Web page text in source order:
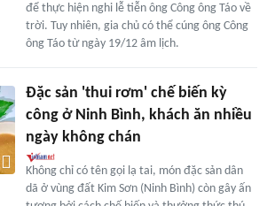
để thực hiện nghi lễ tiễn ông Công ông Táo về
trời. Tuy nhiên, gia chủ có thể cúng ông Công
ông Táo từ ngày 19/12 âm lịch.
Đặc sản 'thui rơm' chế biến kỳ
công ở Ninh Bình, khách ăn nhiều
ngày không chán
Không chỉ có tên gọi lạ tai, món đặc sản dân
dã ở vùng đất Kim Sơn (Ninh Bình) còn gây ấn